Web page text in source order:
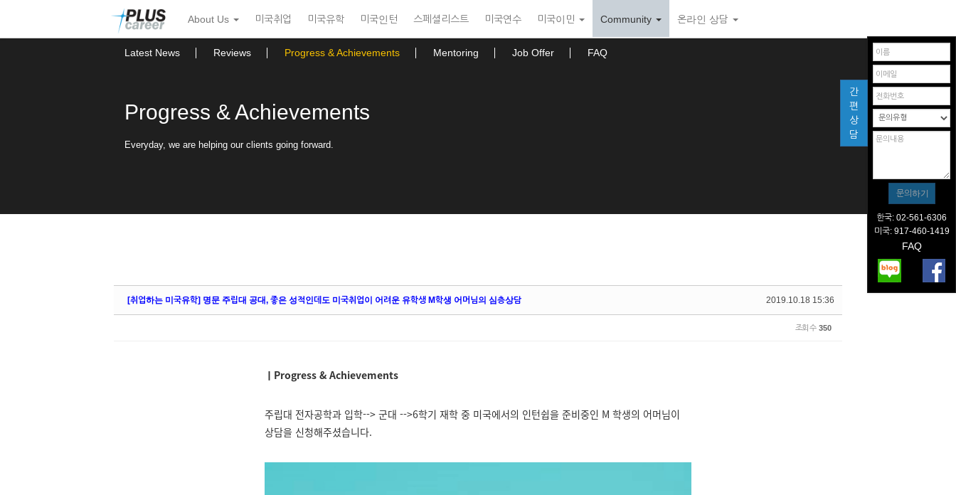
뉴
토
About Us 미국취업 미국유학 미국인턴 스페셜리스트 미국연수 미국이민 Community 온라인 상담
Latest News Reviews Progress & Achievements Mentoring Job Offer FAQ
Progress & Achievements
Everyday, we are helping our clients going forward.
2019.10.18 15:36
[취업하는 미국유학] 명문 주립대 공대, 좋은 성적인데도 미국취업이 어려운 유학생 M학생 어머님의 심층상담
조회 수 350
ㅣProgress & Achievements
주립대 전자공학과 입학--> 군대 -->6학기 재학 중 미국에서의 인턴쉽을 준비중인 M 학생의 어머님이
상담을 신청해주셨습니다.
간
편
상
담
한국: 02-561-6306
미국: 917-460-1419
FAQ